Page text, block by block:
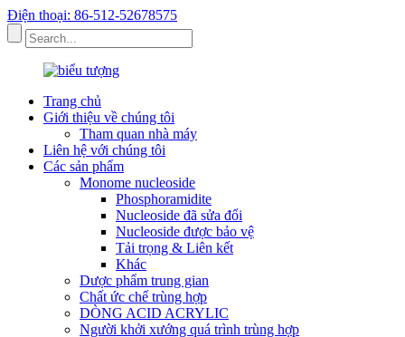
Điện thoại: 86-512-52678575
Trang chủ
Giới thiệu về chúng tôi
Tham quan nhà máy
Liên hệ với chúng tôi
Các sản phẩm
Monome nucleoside
Phosphoramidite
Nucleoside đã sửa đổi
Nucleoside được bảo vệ
Tải trọng & Liên kết
Khác
Dược phẩm trung gian
Chất ức chế trùng hợp
DÒNG ACID ACRYLIC
Người khởi xướng quá trình trùng hợp